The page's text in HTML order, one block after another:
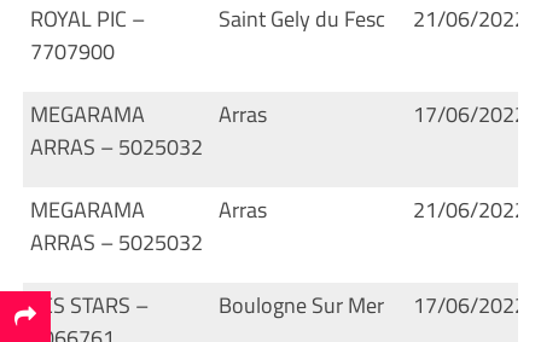
ROYAL PIC –
7707900
Saint Gely du Fesc 21/06/2022
MEGARAMA
ARRAS – 5025032
Arras 17/06/2022
MEGARAMA
ARRAS – 5025032
Arras 21/06/2022
LES STARS –
Boulogne Sur Mer 17/06/2022